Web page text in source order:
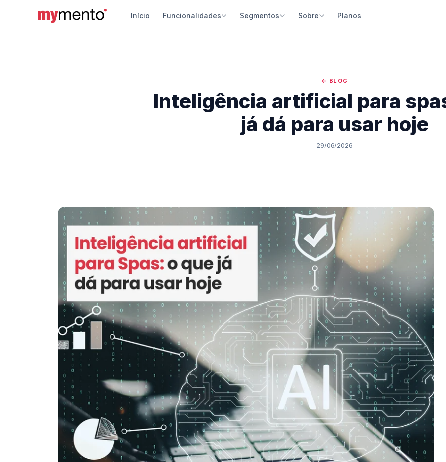
Início Funcionalidades
App de Gestão
Gerencie sua empresa pelo celular, iOS e
Android
Crie conteúdo e descrições
integrada
Google Coisas Legais
Segmentos
Parques e Atrativos
Parques temáticos, naturais e pontos turísticos
Receptivos locais e agências de turismo
Restaurantes e Gastronomia
Sobre
Depoimentos
O que nossos parceiros dizem
Dicas e estratégias para o turismo
Planos
← BLOG
Inteligência artificial para
já dá para usar hoje
29/06/2026